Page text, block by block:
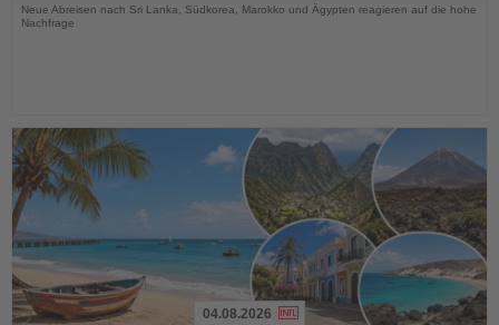
Neue Abreisen nach Sri Lanka, Südkorea, Marokko und Ägypten reagieren auf die hohe
Nachfrage
04.08.2026